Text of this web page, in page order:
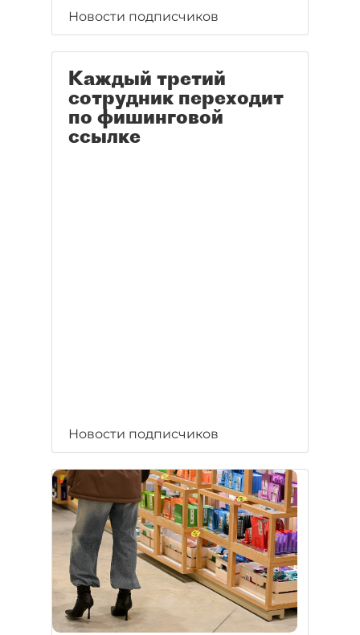
Новости подписчиков
Каждый третий
сотрудник переходит
по фишинговой
ссылке
Новости подписчиков